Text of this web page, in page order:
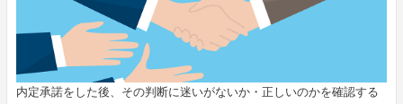
内定承諾をした後、その判断に迷いがないか・正しいのかを確認する